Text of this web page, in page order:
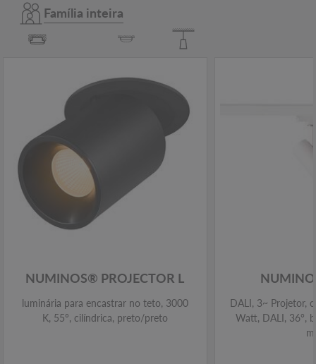
Família inteira
NUMINOS® PROJECTOR L
luminária para encastrar no teto, 3000
K, 55°, cilíndrica, preto/preto
DALI, 3~ Projetor,
Watt, DALI, 36°,